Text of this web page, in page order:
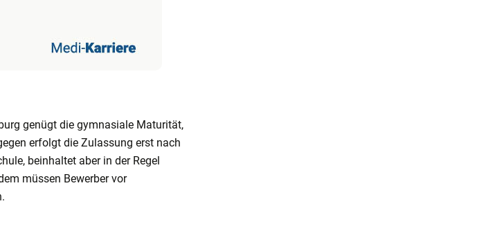
genügt die gymnasiale Maturität,
erfolgt die Zulassung erst nach
beinhaltet aber in der Regel
müssen Bewerber vor